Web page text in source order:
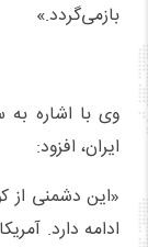
بازمی‌گردد.»
وی با اشاره
ایران، افزود:
ادامه دارد.